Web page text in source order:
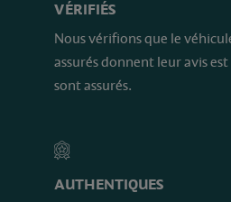
VÉRIFIÉS
Nous vérifions que le
assurés donnent leur avis
sont assurés.
AUTHENTIQUES